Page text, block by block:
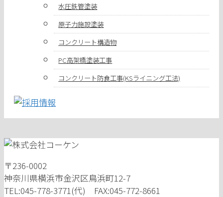
水圧鉄管塗装
原子力施設塗装
コンクリート構造物
PC高架橋塗装工事
コンクリート防食工事(KSライニング工法)
〒236-0002
神奈川県横浜市金沢区鳥浜町12-7
TEL:045-778-3771(代) FAX:045-772-8661